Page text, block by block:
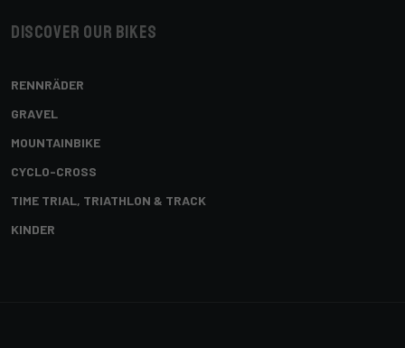
Discover our bikes
RENNRÄDER
GRAVEL
MOUNTAINBIKE
CYCLO-CROSS
TIME TRIAL, TRIATHLON & TRACK
KINDER